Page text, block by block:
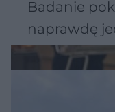
Badanie
naprawdę